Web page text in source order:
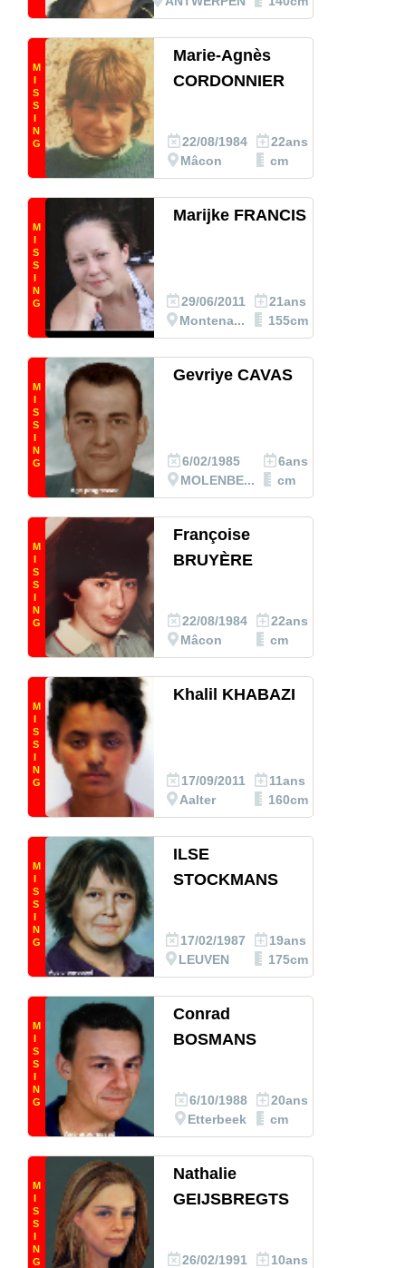
M
I
S
S
I
N
G
Marie-Agnès
CORDONNIER
22/08/1984
Mâcon
22ans
cm
M
I
S
S
I
N
G
Marijke FRANCIS
29/06/2011
Montena...
21ans
155cm
M
I
S
S
I
N
G
Gevriye CAVAS
6/02/1985
MOLENBE...
6ans
cm
M
I
S
S
I
N
G
Françoise
BRUYÈRE
22/08/1984
Mâcon
22ans
cm
M
I
S
S
I
N
G
Khalil KHABAZI
17/09/2011
Aalter
11ans
160cm
M
I
S
S
I
N
G
ILSE
STOCKMANS
17/02/1987
LEUVEN
19ans
175cm
M
I
S
S
I
N
G
Conrad
BOSMANS
6/10/1988
Etterbeek
20ans
cm
M
I
S
S
I
N
G
Nathalie
GEIJSBREGTS
26/02/1991
10ans